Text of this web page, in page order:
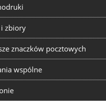
i zbiory
znaczków pocztowych
wspólne